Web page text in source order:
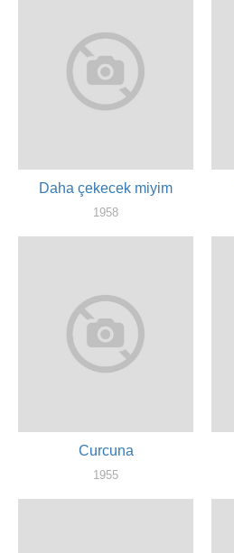
Daha çekecek miyim
1958
Curcuna
1955